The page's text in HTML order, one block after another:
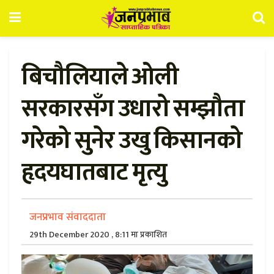
बिचौलियाले ओली
सरकारसँग उधारो सम्झौता
गरेको सुनेर उखु किसानको
हृदयघातबाट मृत्यु
जनप्रभाव संवाददाता
29th December 2020 , 8:11 मा प्रकाशित